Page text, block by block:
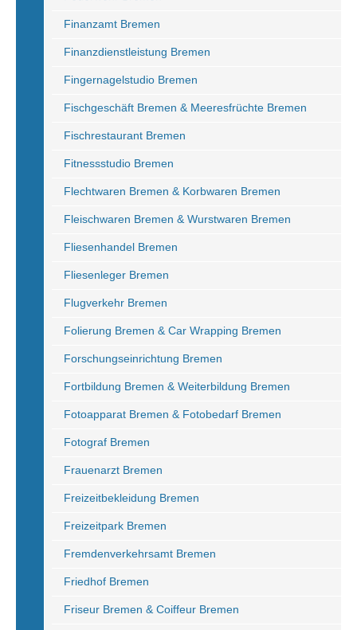
Finanzamt Bremen
Finanzdienstleistung Bremen
Fingernagelstudio Bremen
Fischgeschäft Bremen & Meeresfrüchte Bremen
Fischrestaurant Bremen
Fitnessstudio Bremen
Flechtwaren Bremen & Korbwaren Bremen
Fleischwaren Bremen & Wurstwaren Bremen
Fliesenhandel Bremen
Fliesenleger Bremen
Flugverkehr Bremen
Folierung Bremen & Car Wrapping Bremen
Forschungseinrichtung Bremen
Fortbildung Bremen & Weiterbildung Bremen
Fotoapparat Bremen & Fotobedarf Bremen
Fotograf Bremen
Frauenarzt Bremen
Freizeitbekleidung Bremen
Freizeitpark Bremen
Fremdenverkehrsamt Bremen
Friedhof Bremen
Friseur Bremen & Coiffeur Bremen